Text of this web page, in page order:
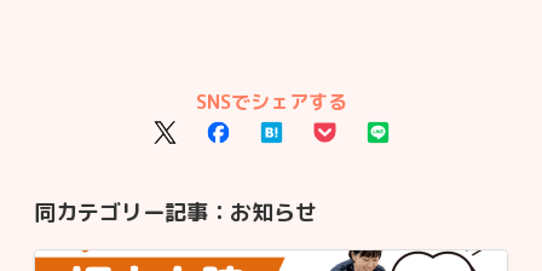
SNSでシェアする
同カテゴリー記事： お知らせ